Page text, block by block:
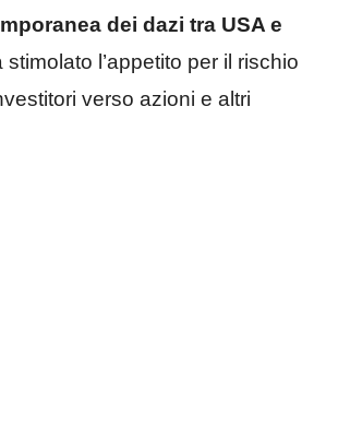
dei dazi tra USA e
stimolato l’appetito per il rischio
verso azioni e altri